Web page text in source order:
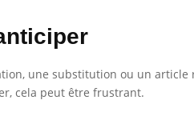
une substitution ou un
cela peut être frustrant.